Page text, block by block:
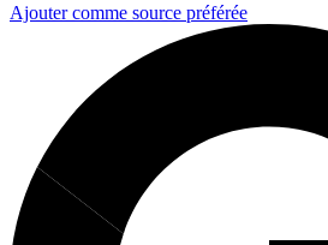
Ajouter comme source préférée